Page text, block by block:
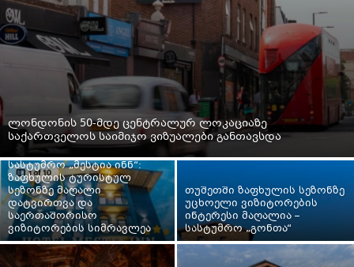
ლონდონის 50-მდე ცენტრალურ ლოკაციაზე
საქართველოს საიმიჯო ვიზუალები განთავსდა
სასტუმრო „მესტია ინნ“:
ზაფხულის ტურისტულ
სეზონზე მაღალი
დატვირთვა და
საერთაშორისო
ვიზიტორების სიმრავლეა
თუშეთში ზაფხულის სეზონზე
უცხოელი ვიზიტორების
ინტერესი მაღალია –
სასტუმრო „გონთა“